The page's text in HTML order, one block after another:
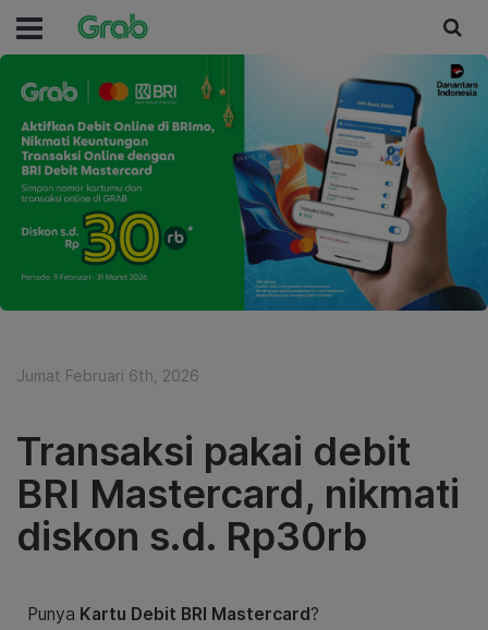
Jumat Februari 6th, 2026
Transaksi pakai debit
BRI Mastercard, nikmati
diskon s.d. Rp30rb
Punya Kartu Debit BRI Mastercard ?